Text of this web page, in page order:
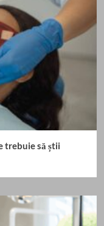
trebuie să știi